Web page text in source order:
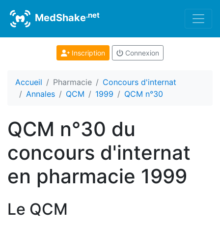
MedShake.net
Inscription Connexion
Accueil Pharmacie
Concours d'internat
Annales
QCM 1999 QCM n°30
QCM n°30 du
concours d'internat
en pharmacie 1999
Le QCM